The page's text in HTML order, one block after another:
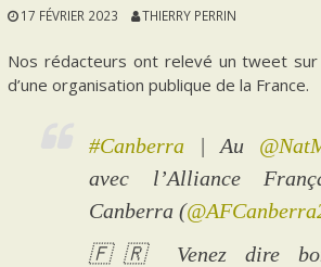
17 FÉVRIER 2023 THIERRY PERRIN
Nos rédacteurs ont relevé un tweet
d’une organisation publique de la France.
#Canberra | Au
avec l’Alliance
Canberra (
🇫🇷 Venez dire